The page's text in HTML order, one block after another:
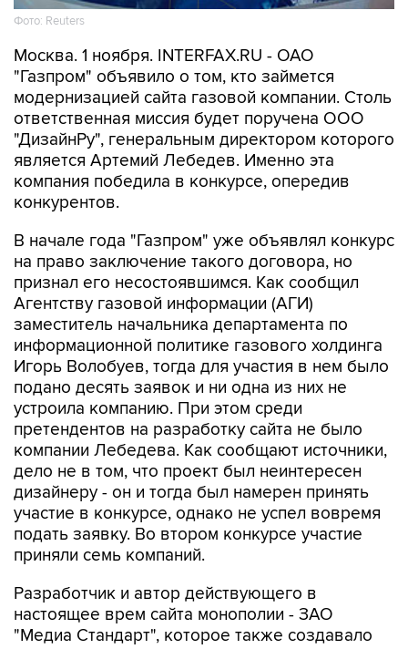
Фото: Reuters
Москва. 1 ноября. INTERFAX.RU - ОАО
"Газпром" объявило о том, кто займется
модернизацией сайта газовой компании. Столь
ответственная миссия будет поручена ООО
"ДизайнРу", генеральным директором которого
является Артемий Лебедев. Именно эта
компания победила в конкурсе, опередив
конкурентов.
В начале года "Газпром" уже объявлял конкурс
на право заключение такого договора, но
признал его несостоявшимся. Как сообщил
Агентству газовой информации (АГИ)
заместитель начальника департамента по
информационной политике газового холдинга
Игорь Волобуев, тогда для участия в нем было
подано десять заявок и ни одна из них не
устроила компанию. При этом среди
претендентов на разработку сайта не было
компании Лебедева. Как сообщают источники,
дело не в том, что проект был неинтересен
дизайнеру - он и тогда был намерен принять
участие в конкурсе, однако не успел вовремя
подать заявку. Во втором конкурсе участие
приняли семь компаний.
Разработчик и автор действующего в
настоящее врем сайта монополии - ЗАО
"Медиа Стандарт", которое также создавало